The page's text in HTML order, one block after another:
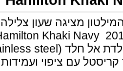
מציגה שעון צלילה
בתערוכת באזל 2017 Hamilton Khaki Navy
Scuba השעון בנוי פלדת אל חלד (stainless steel)
בקוטר 40 מ"מ, ספיר קריסטל עם ציפוי ועמידות 100